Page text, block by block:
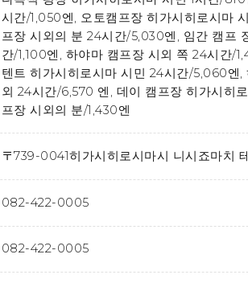
시간/1,050엔, 오토캠프장 히가시히로시마
프장 시외의 분 24시간/5,030엔, 임간 캠프
간/1,100엔, 하야마 캠프장 시외 쪽 24시간/
텐트 히가시히로시마 시민 24시간/5,060엔,
외 24시간/6,570 엔, 데이 캠프장 히가시히
프장 시외의 분/1,430엔
〒739-0041히가시히로시마시 니시죠마치
082-422-0005
082-422-0005